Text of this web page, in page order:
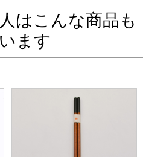
はこんな商品も
ます